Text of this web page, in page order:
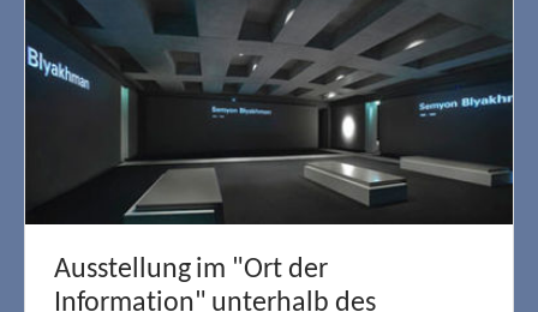
Ausstellung im "Ort der
Information" unterhalb des